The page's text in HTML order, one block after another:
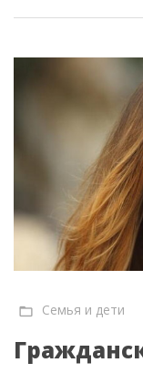
Семья и дети